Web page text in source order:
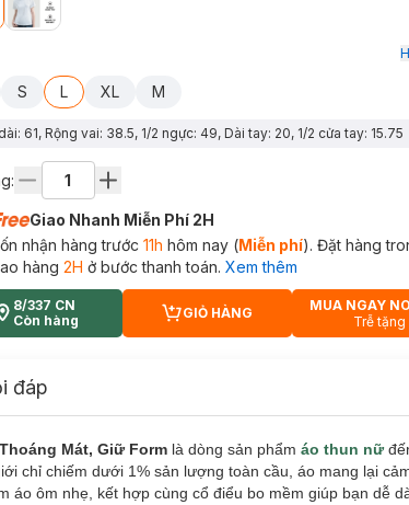
S L XL M
61, Rộng vai: 38.5, 1/2 ngực: 49, Dài tay: 20, 1/2 cửa tay: 15.75
Giao Nhanh Miễn Phí 2H
nhận hàng trước 11h hôm nay (Miễn phí). Đặt hàng
hàng 2H ở bước thanh toán. Xem thêm
8/337 CN
Còn hàng
CART PLUS ICON
GIỎ HÀNG
MUA NGAY
Trễ tặng
đáp
Mát, Giữ Form là dòng sản phẩm áo thun nữ
chỉ chiếm dưới 1% sản lượng toàn cầu, áo mang lại
ôm nhẹ, kết hợp cùng cổ điểu bo mềm giúp bạn dễ